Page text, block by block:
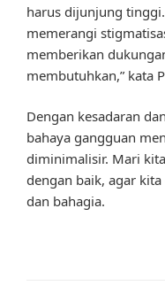
harus dijunjung
memerangi
memberikan
membutuhkan,” kata
Dengan kesadaran
bahaya gangguan
diminimalisir. Mari
dengan baik, agar
dan bahagia.